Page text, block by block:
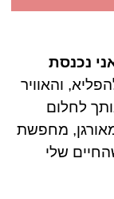
נכנסת
והאוויר
לחלום
מחפשת
שלי